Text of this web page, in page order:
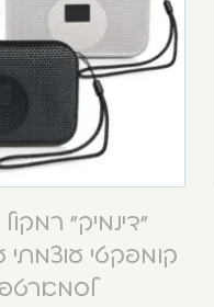
“דינמיק”
קומפקטי